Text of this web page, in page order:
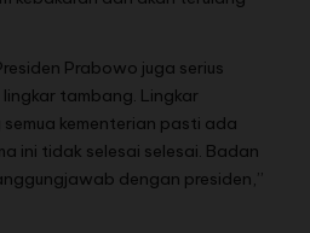
Prabowo juga serius
tambang. Lingkar
kementerian pasti ada
ini tidak selesai selesai. Badan
dengan presiden,’’